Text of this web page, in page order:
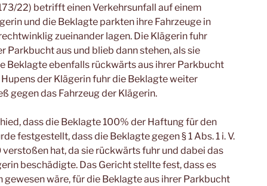
22) betrifft einen Verkehrsunfall auf einem
und die Beklagte parkten ihre Fahrzeuge in
zueinander lagen. Die Klägerin fuhr
Parkbucht aus und blieb dann stehen, als sie
Beklagte ebenfalls rückwärts aus ihrer Parkbucht
der Klägerin fuhr die Beklagte weiter
gegen das Fahrzeug der Klägerin.
dass die Beklagte 100% der Haftung für den
festgestellt, dass die Beklagte gegen § 1 Abs. 1 i. V.
verstoßen hat, da sie rückwärts fuhr und dabei das
beschädigte. Das Gericht stellte fest, dass es
wäre, für die Beklagte aus ihrer Parkbucht